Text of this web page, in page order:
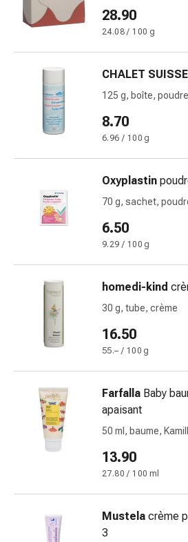
des
yeux
Pansements
pour
Hygiène
Circulation
cardiaque
de
contention
circulatoires
Arrêt
veineux
Coagulation
sang
Troubles
nerf
cardiaque
Troubles
28.90
24.08 / 100 g
CHALET SUISSE
125 g, boîte, poudre
8.70
6.96 / 100 g
Oxyplastin
70 g, sachet,
6.50
9.29 / 100 g
homedi-kind
30 g, tube, crème
16.50
55.– / 100 g
Farfalla Baby
apaisant
50 ml, baume,
13.90
27.80 / 100 ml
Mustela crème
3